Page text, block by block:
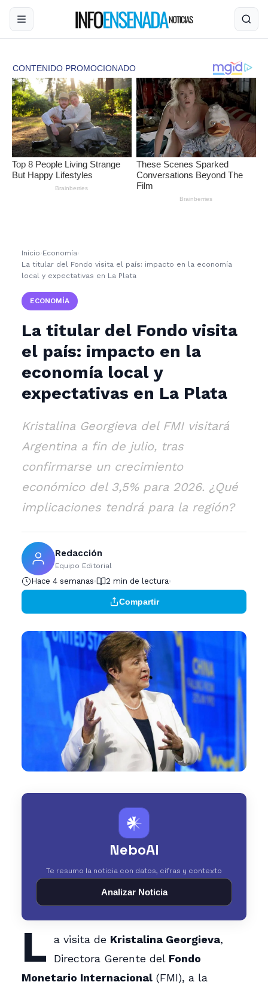
Inicio ›Economía›
La titular del Fondo visita el país: impacto en la economía
local y expectativas en La Plata
ECONOMÍA
La titular del Fondo visita
el país: impacto en la
economía local y
expectativas en La Plata
Kristalina Georgieva del FMI visitará
Argentina a fin de julio, tras
confirmarse un crecimiento
económico del 3,5% para 2026. ¿Qué
implicaciones tendrá para la región?
Redacción
Equipo Editorial
Hace 4 semanas 2 min de lectura
Compartir
𒀭
NeboAI
Te resumo la noticia con datos, cifras y contexto
Analizar Noticia
L a visita de Kristalina Georgieva,
Directora Gerente del Fondo
Monetario Internacional (FMI), a la